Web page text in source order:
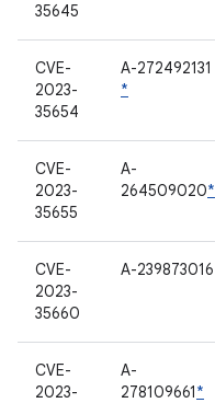
35645
CVE-
2023-
35654
A-272492131
*
CVE-
2023-
35655
A-
264509020*
CVE-
2023-
35660
A-239873016
CVE-
2023-
A-
278109661*